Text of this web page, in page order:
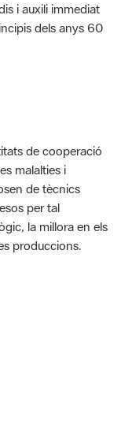
i auxili immediat
dels anys 60
de cooperació
malalties i
de tècnics
per tal
la millora en els
produccions.
es de 0 estrellas de